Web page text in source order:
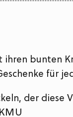
ihren bunten
für
der diese